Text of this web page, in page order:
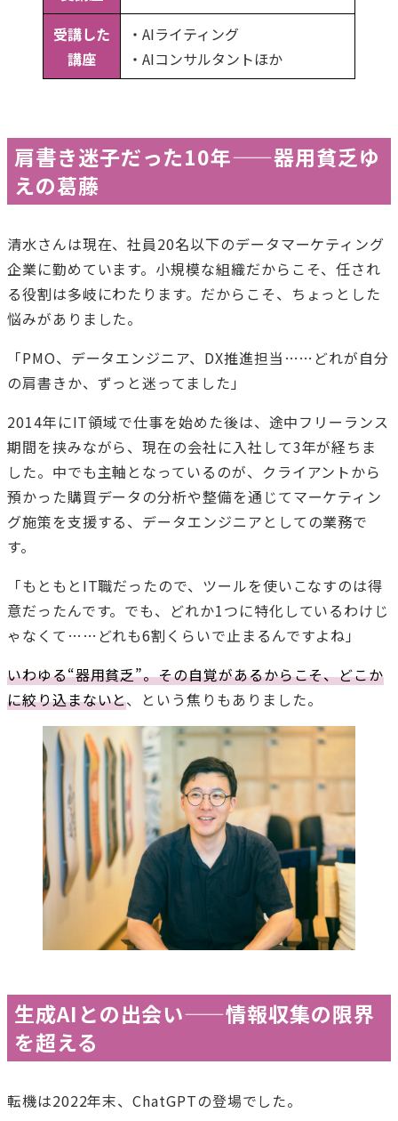
受講した
講座
・AIライティング
・AIコンサルタントほか
肩書き迷子だった10年——器用貧乏ゆ
えの葛藤
清水さんは現在、社員20名以下のデータマーケティング
企業に勤めています。小規模な組織だからこそ、任され
る役割は多岐にわたります。だからこそ、ちょっとした
悩みがありました。
「PMO、データエンジニア、DX推進担当……どれが自分
の肩書きか、ずっと迷ってました」
2014年にIT領域で仕事を始めた後は、途中フリーランス
期間を挟みながら、現在の会社に入社して3年が経ちま
した。中でも主軸となっているのが、クライアントから
預かった購買データの分析や整備を通じてマーケティン
グ施策を支援する、データエンジニアとしての業務で
す。
「もともとIT職だったので、ツールを使いこなすのは得
意だったんです。でも、どれか1つに特化しているわけじ
ゃなくて……どれも6割くらいで止まるんですよね」
いわゆる“器用貧乏”。その自覚があるからこそ、どこか
に絞り込まないと、という焦りもありました。
生成AIとの出会い——情報収集の限界
を超える
転機は2022年末、ChatGPTの登場でした。